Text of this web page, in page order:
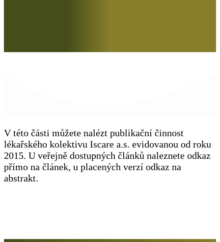
V této části můžete nalézt publikační činnost
lékařského kolektivu Iscare a.s. evidovanou od roku
2015. U veřejně dostupných článků naleznete odkaz
přímo na článek, u placených verzí odkaz na
abstrakt.